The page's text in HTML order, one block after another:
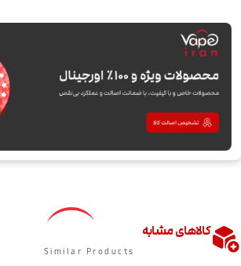
کالاهای مشابه
Similar Products